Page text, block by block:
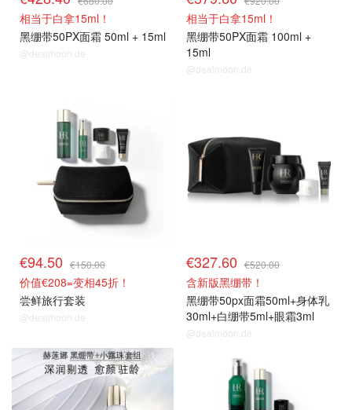
相当于白拿15ml！
黑绷带50PX面霜 50ml + 15ml
@dealmoon.de
相当于白拿15ml！
黑绷带50PX面霜 100ml +
15ml
@dealmoon.de
€94.50 €150.00
价值€208=变相45折！
尝鲜旅行套装
@dealmoon.de
€327.60 €520.00
含新版黑绷带！
黑绷带50px面霜50ml+身体乳
30ml+白绷带5ml+眼霜3ml
@dealmoon.de
套装63折